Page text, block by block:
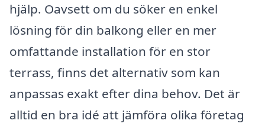
hjälp. Oavsett om du söker en enkel
lösning för din balkong eller en mer
omfattande installation för en stor
terrass, finns det alternativ som kan
anpassas exakt efter dina behov. Det är
alltid en bra idé att jämföra olika företag